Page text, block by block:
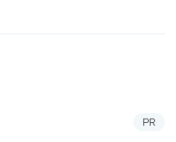
PR